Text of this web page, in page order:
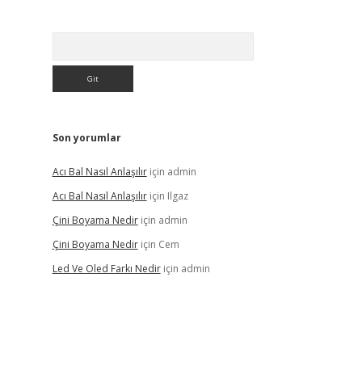
Son yorumlar
Acı Bal Nasıl Anlaşılıriçin admin
Acı Bal Nasıl Anlaşılıriçin Ilgaz
Çini Boyama Nediriçin admin
Çini Boyama Nediriçin Cem
Led Ve Oled Farkı Nediriçin admin